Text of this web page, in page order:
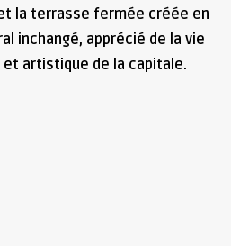
la terrasse fermée créée en
inchangé, apprécié de la vie
artistique de la capitale.